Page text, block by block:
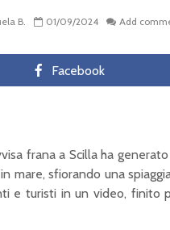
B. 01/09/2024 Add
Facebook
frana a Scilla ha
mare, sfiorando una
e turisti in un video, finito